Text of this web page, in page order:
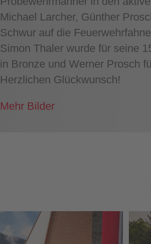
Michael Larcher, Günther
Schwur auf die
Simon Thaler wurde für seine
in Bronze und Werner Prosch
Herzlichen Glückwunsch!
Mehr Bilder